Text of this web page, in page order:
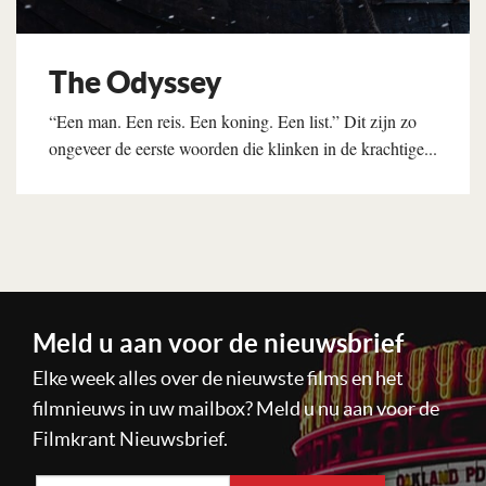
The Odyssey
“Een man. Een reis. Een koning. Een list.” Dit zijn zo
ongeveer de eerste woorden die klinken in de krachtige...
Meld u aan voor de nieuwsbrief
Elke week alles over de nieuwste films en het
filmnieuws in uw mailbox? Meld u nu aan voor de
Filmkrant Nieuwsbrief.